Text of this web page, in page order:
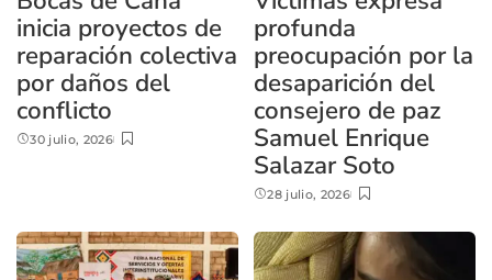
inicia proyectos de
reparación colectiva
por daños del
conflicto
30 julio, 2026
profunda
preocupación por la
desaparición del
consejero de paz
Samuel Enrique
Salazar Soto
28 julio, 2026